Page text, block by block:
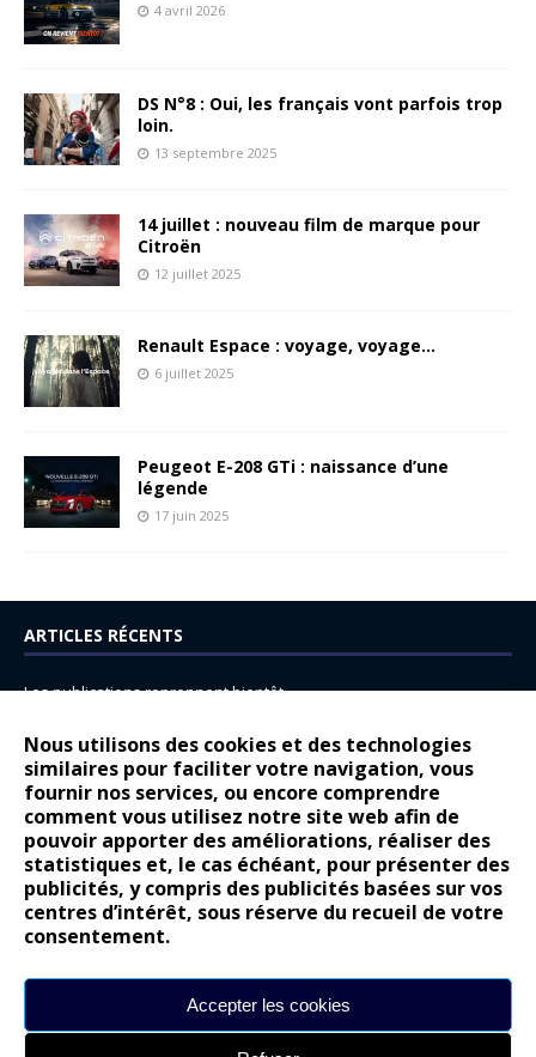
Nous utilisons des cookies et des technologies
similaires pour faciliter votre navigation, vous
fournir nos services, ou encore comprendre
comment vous utilisez notre site web afin de
pouvoir apporter des améliorations, réaliser des
statistiques et, le cas échéant, pour présenter des
publicités, y compris des publicités basées sur vos
centres d’intérêt, sous réserve du recueil de votre
consentement.
Accepter les cookies
4 avril 2026
DS N°8 : Oui, les français vont parfois trop
loin.
13 septembre 2025
14 juillet : nouveau film de marque pour
Citroën
12 juillet 2025
Renault Espace : voyage, voyage…
6 juillet 2025
Peugeot E-208 GTi : naissance d’une
légende
17 juin 2025
ARTICLES RÉCENTS
Les publications reprennent bientôt…
14 juillet : nouveau film de marque pour Citroën
Renault Espace : voyage, voyage…
Peugeot E-208 GTi : naissance d’une légende
COMMENTAIRES RÉCENTS
Bernard Dardartdans
Gilly
gyo